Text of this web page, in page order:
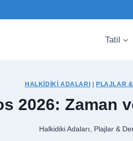
Tatil
HALKIDIKI ADALARI PLAJLAR
2026: Zaman
Halkidiki Adaları Plajlar &